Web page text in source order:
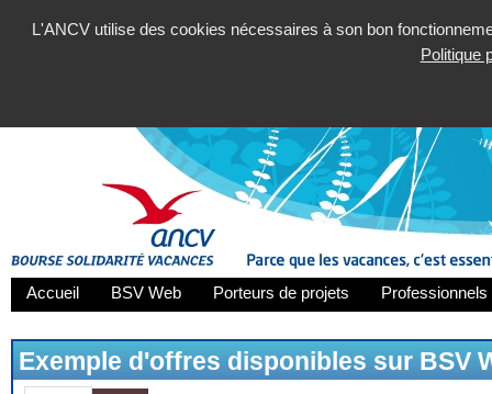
L'ANCV utilise des cookies nécessaires à son bon
Politique
Accueil BSV Web Porteurs de projets
Exemple d'offres disponibles sur BSV